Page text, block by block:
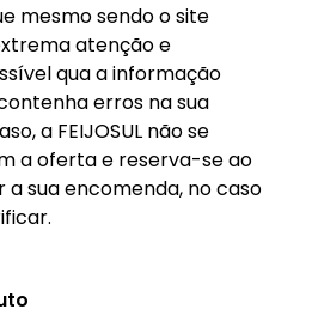
mesmo sendo o site
atenção e
qua a informação
erros na sua
a FEIJOSUL não se
a oferta e reserva-se ao
sua encomenda, no caso